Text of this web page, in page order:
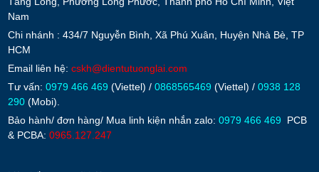
Nam
Chi nhánh : 434/7 Nguyễn Bình, Xã Phú Xuân, Huyện Nhà Bè, TP
HCM
Email liên hệ: cskh@dientutuonglai.com
Tư vấn: 0979 466 469 (Viettel) / 0868565469 (Viettel) / 0938 128
290 (Mobi).
Bảo hành/ đơn hàng/ Mua linh kiện nhắn zalo: 0979 466 469
PCB
& PCBA: 0965.127.247